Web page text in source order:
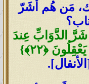
مَن هُم أشَرّ
الدَّوَابِّ عِندَ
﴿٢٢﴾}